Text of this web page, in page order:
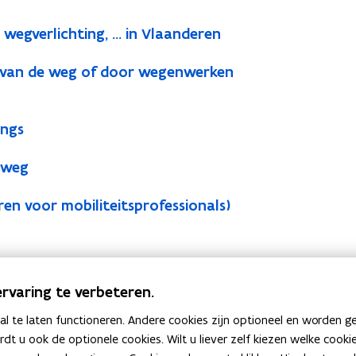
... in Vlaanderen
de weg of door wegenwerken
voor mobiliteitsprofessionals)
te verbeteren.
te laten functioneren. Andere cookies zijn optioneel en worden
u ook de optionele cookies. Wilt u liever zelf kiezen welke